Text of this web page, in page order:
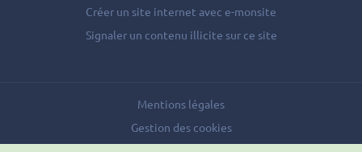
Créer un site internet avec e-monsite
Signaler un contenu illicite sur ce site
Mentions légales
Gestion des cookies